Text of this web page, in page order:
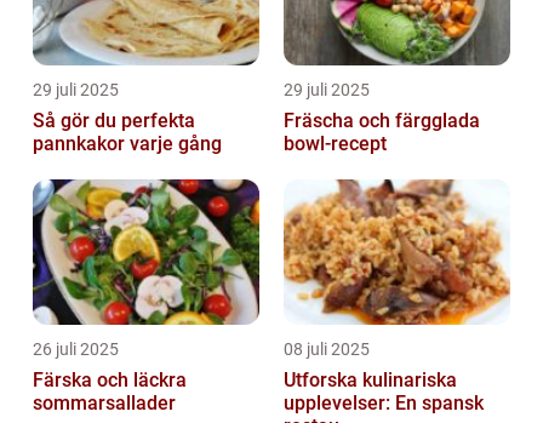
29 juli 2025
Så gör du perfekta
pannkakor varje gång
29 juli 2025
Fräscha och färgglada
bowl-recept
26 juli 2025
Färska och läckra
sommarsallader
08 juli 2025
Utforska kulinariska
upplevelser: En spansk